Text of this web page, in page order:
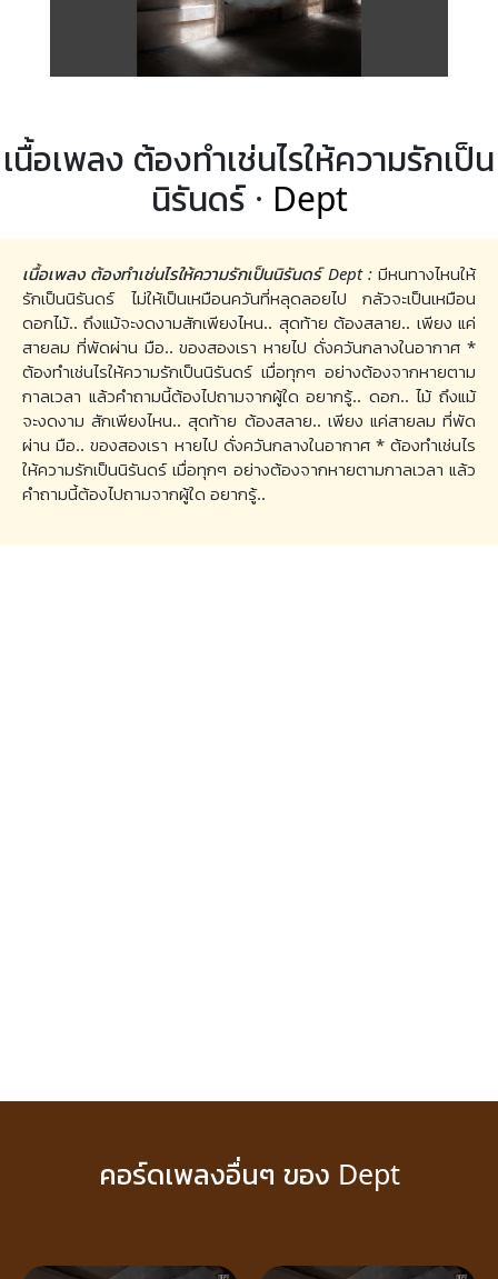
เนื้อเพลง ต้องทำเช่นไรให้ความรักเป็น
นิรันดร์ · Dept
เนื้อเพลง ต้องทำเช่นไรให้ความรักเป็นนิรันดร์ Dept : มีหนทางไหนให้
รักเป็นนิรันดร์ ไม่ให้เป็นเหมือนควันที่หลุดลอยไป กลัวจะเป็นเหมือน
ดอกไม้.. ถึงแม้จะงดงามสักเพียงไหน.. สุดท้าย ต้องสลาย.. เพียง แค่
สายลม ที่พัดผ่าน มือ.. ของสองเรา หายไป ดั่งควันกลางในอากาศ *
ต้องทำเช่นไรให้ความรักเป็นนิรันดร์ เมื่อทุกๆ อย่างต้องจากหายตาม
กาลเวลา แล้วคำถามนี้ต้องไปถามจากผู้ใด อยากรู้.. ดอก.. ไม้ ถึงแม้
จะงดงาม สักเพียงไหน.. สุดท้าย ต้องสลาย.. เพียง แค่สายลม ที่พัด
ผ่าน มือ.. ของสองเรา หายไป ดั่งควันกลางในอากาศ * ต้องทำเช่นไร
ให้ความรักเป็นนิรันดร์ เมื่อทุกๆ อย่างต้องจากหายตามกาลเวลา แล้ว
คำถามนี้ต้องไปถามจากผู้ใด อยากรู้..
คอร์ดเพลงอื่นๆ ของ Dept